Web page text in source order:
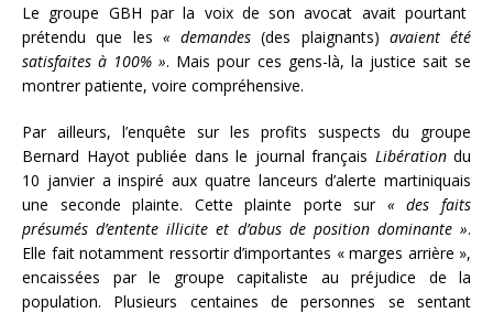
Le groupe GBH par la voix de son avocat avait pourtant
prétendu que les « demandes(des plaignants) avaient été
satisfaites à 100% ». Mais pour ces gens-là, la justice sait se
montrer patiente, voire compréhensive.
Par ailleurs, l’enquête sur les profits suspects du groupe
Bernard Hayot publiée dans le journal français Libérationdu
10 janvier a inspiré aux quatre lanceurs d’alerte martiniquais
une seconde plainte. Cette plainte porte sur « des faits
présumés d’entente illicite et d’abus de position dominante ».
Elle fait notamment ressortir d’importantes « marges arrière »,
encaissées par le groupe capitaliste au préjudice de la
population. Plusieurs centaines de personnes se sentant